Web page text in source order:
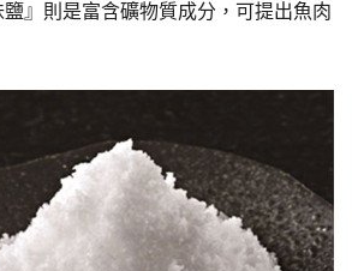
』則是富含礦物質成分，可提出魚肉